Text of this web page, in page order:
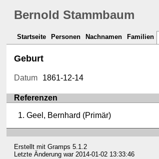
Bernold Stammbaum
Startseite Personen Nachnamen Familien
Geburt
Datum 1861-12-14
Referenzen
Geel, Bernhard (Primär)
Erstellt mitGramps 5.1.2
Letzte Änderung war 2014-01-02 13:33:46